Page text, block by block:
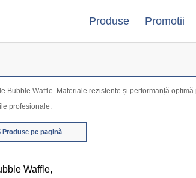
Produse Promotii
Bubble Waffle. Materiale rezistente și performanță
profesionale.
Produse pe pagină